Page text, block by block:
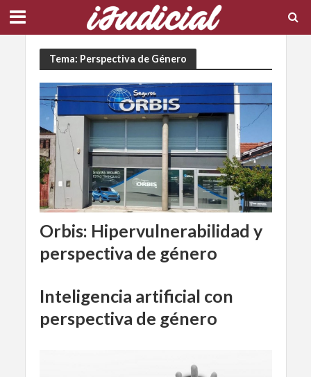
Tema: Perspectiva de Género
Orbis: Hipervulnerabilidad y
perspectiva de género
Inteligencia artificial con
perspectiva de género